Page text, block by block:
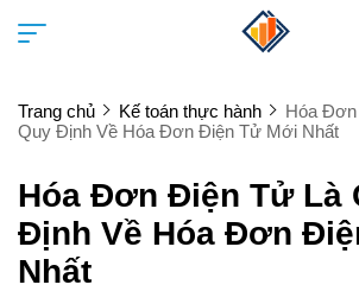
Trang chủ Kế toán thực hành
Hóa
Quy Định Về Hóa Đơn Điện Tử Mới Nhất
Hóa Đơn Điện Tử Là
Định Về Hóa Đơn
Nhất